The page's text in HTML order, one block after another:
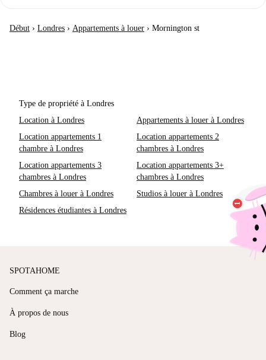
Début › Londres › Appartements à louer › Mornington st
Type de propriété à Londres
Location à Londres
Appartements à louer à Londres
Location appartements 1
chambre à Londres
Location appartements 2
chambres à Londres
Location appartements 3
chambres à Londres
Location appartements 3+
chambres à Londres
Chambres à louer à Londres
Studios à louer à Londres
Résidences étudiantes à Londres
SPOTAHOME
Comment ça marche
À propos de nous
Blog